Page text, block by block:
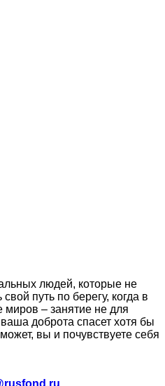
людей, которые не
путь по берегу, когда в
миров – занятие не для
доброта спасет хотя бы
вы и почувствуете себя